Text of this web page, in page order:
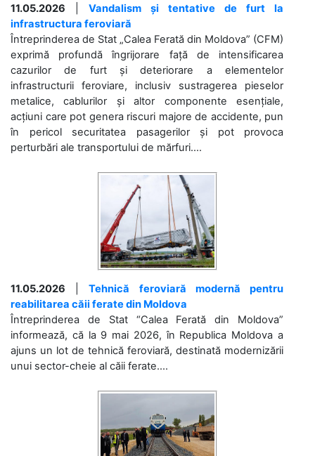
11.05.2026
Vandalism și tentative de furt la
infrastructura feroviară
Întreprinderea de Stat „Calea Ferată din Moldova” (CFM)
exprimă profundă îngrijorare față de intensificarea
cazurilor de furt și deteriorare a elementelor
infrastructurii feroviare, inclusiv sustragerea pieselor
metalice, cablurilor și altor componente esențiale,
acțiuni care pot genera riscuri majore de accidente, pun
în pericol securitatea pasagerilor și pot provoca
perturbări ale transportului de mărfuri....
11.05.2026 |Tehnică feroviară modernă pentru
reabilitarea căii ferate din Moldova
Întreprinderea de Stat “Calea Ferată din Moldova”
informează, că la 9 mai 2026, în Republica Moldova a
ajuns un lot de tehnică feroviară, destinată modernizării
unui sector-cheie al căii ferate....